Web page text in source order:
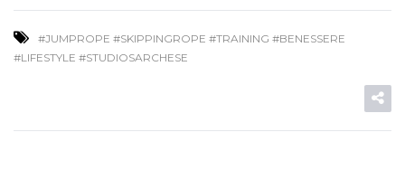
#JUMPROPE #SKIPPINGROPE #TRAINING #BENESSERE
#LIFESTYLE #STUDIOSARCHESE